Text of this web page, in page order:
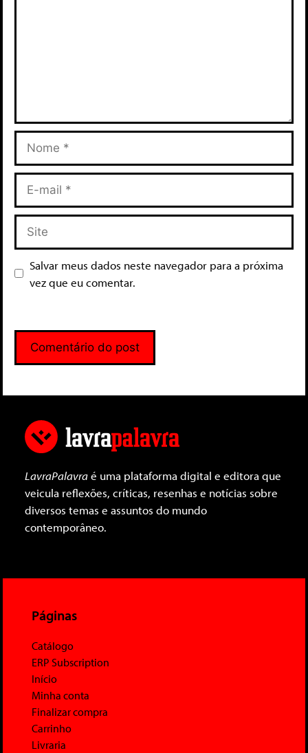
Salvar meus dados neste navegador para a próxima
vez que eu comentar.
LavraPalavraé uma plataforma digital e editora que
veicula reflexões, críticas, resenhas e notícias sobre
diversos temas e assuntos do mundo
contemporâneo.
Páginas
Catálogo
ERP Subscription
Início
Minha conta
Finalizar compra
Carrinho
Livraria